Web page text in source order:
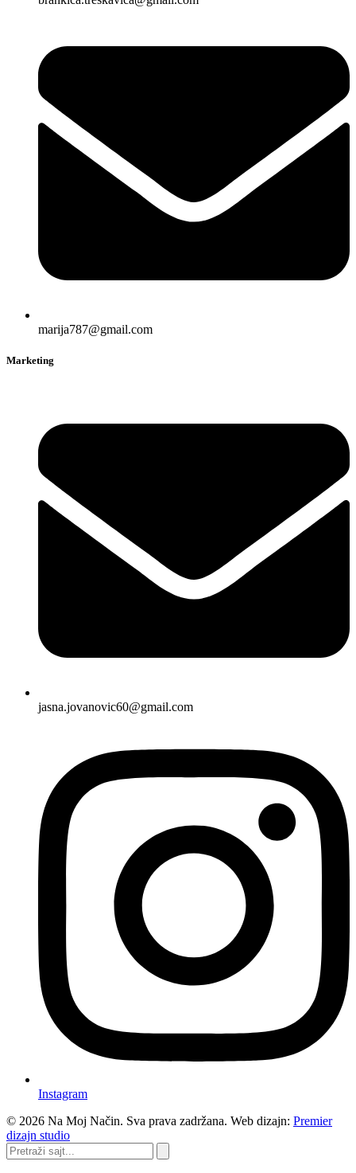
marija787@gmail.com
Marketing
jasna.jovanovic60@gmail.com
Instagram
© 2026 Na Moj Način. Sva prava zadržana. Web dizajn: Premier
dizajn studio
Pretraži
sajt...